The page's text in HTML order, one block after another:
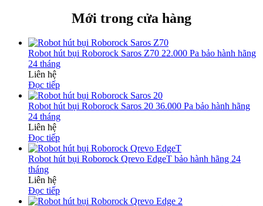
Mới trong cửa hàng
Robot hút bụi Roborock Saros Z70 22.000 Pa bảo hành hãng
24 tháng
Liên hệ
Đọc tiếp
Robot hút bụi Roborock Saros 20 36.000 Pa bảo hành hãng
24 tháng
Liên hệ
Đọc tiếp
Robot hút bụi Roborock Qrevo EdgeT bảo hành hãng 24
tháng
Liên hệ
Đọc tiếp